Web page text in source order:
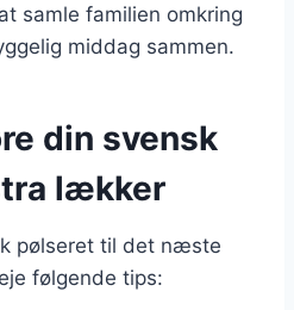
samle familien omkring
middag sammen.
din svensk
lækker
pølseret til det næste
følgende tips: